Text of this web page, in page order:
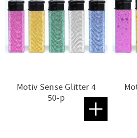
Motiv Sense Glitter 4
50-p
Lägg till i